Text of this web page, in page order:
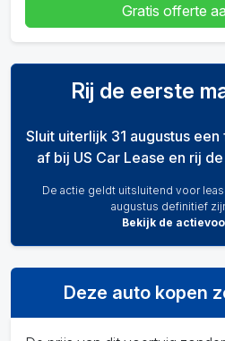
Gratis offerte
Rij de eerste
Sluit uiterlijk 31 augustus
af bij US Car Lease en rij
De actie geldt uitsluitend voor
augustus definitief
Bekijk de
Deze auto kopen